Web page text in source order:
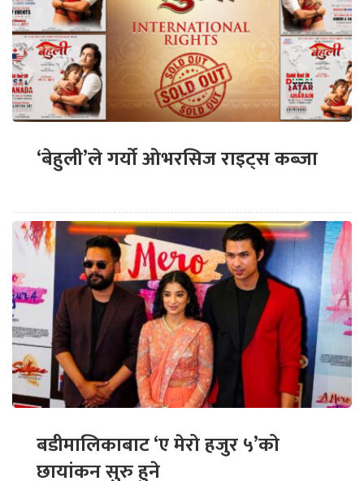
‘बेहुली’ले गर्यो ओभरसिज राइट्स कब्जा
बडीमालिकाबाट ‘ए मेरो हजुर ५’को
छायांकन सुरु हुने